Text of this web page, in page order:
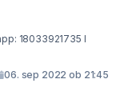
I
06. sep 2022 ob 21:45